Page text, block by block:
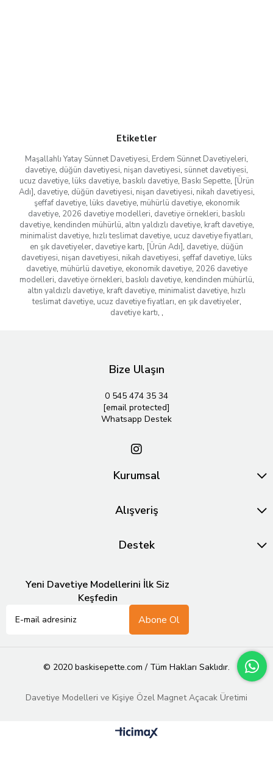
Etiketler
Maşallahlı Yatay Sünnet Davetiyesi, Erdem Sünnet Davetiyeleri,
davetiye, düğün davetiyesi, nişan davetiyesi, sünnet davetiyesi,
ucuz davetiye, lüks davetiye, baskılı davetiye, Baskı Sepette, [Ürün
Adı], davetiye, düğün davetiyesi, nişan davetiyesi, nikah davetiyesi,
şeffaf davetiye, lüks davetiye, mühürlü davetiye, ekonomik
davetiye, 2026 davetiye modelleri, davetiye örnekleri, baskılı
davetiye, kendinden mühürlü, altın yaldızlı davetiye, kraft davetiye,
minimalist davetiye, hızlı teslimat davetiye, ucuz davetiye fiyatları,
en şık davetiyeler, davetiye kartı, [Ürün Adı], davetiye, düğün
davetiyesi, nişan davetiyesi, nikah davetiyesi, şeffaf davetiye, lüks
davetiye, mühürlü davetiye, ekonomik davetiye, 2026 davetiye
modelleri, davetiye örnekleri, baskılı davetiye, kendinden mühürlü,
altın yaldızlı davetiye, kraft davetiye, minimalist davetiye, hızlı
teslimat davetiye, ucuz davetiye fiyatları, en şık davetiyeler,
davetiye kartı, ,
Bize Ulaşın
0 545 474 35 34
[email protected]
Whatsapp Destek
Kurumsal
Alışveriş
Destek
Yeni Davetiye Modellerini İlk Siz
Keşfedin
Abone Ol
© 2020 baskisepette.com / Tüm Hakları Saklıdır.
Davetiye Modelleri ve Kişiye Özel Magnet Açacak Üretimi